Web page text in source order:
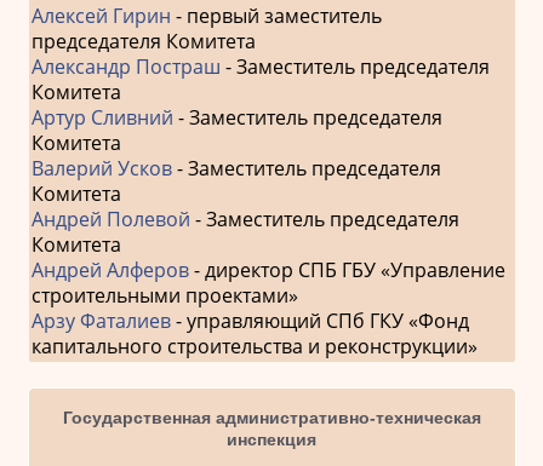
Алексей Гирин - первый заместитель
председателя Комитета
Александр Постраш - Заместитель председателя
Комитета
Артур Сливний - Заместитель председателя
Комитета
Валерий Усков- Заместитель председателя
Комитета
Андрей Полевой - Заместитель председателя
Комитета
Андрей Алферов- директор СПБ ГБУ «Управление
строительными проектами»
Арзу Фаталиев- управляющий СПб ГКУ «Фонд
капитального строительства и реконструкции»
Государственная административно-техническая
инспекция